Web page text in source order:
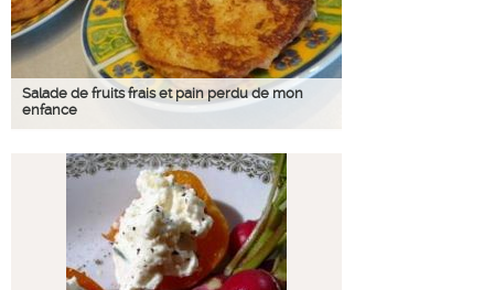
Salade de fruits frais et pain perdu de mon
enfance